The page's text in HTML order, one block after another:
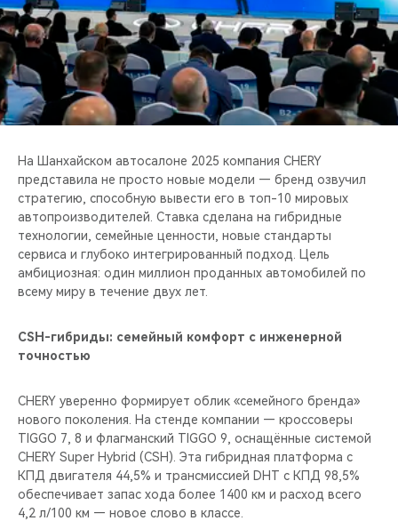
CHERY И СПОРТ
НАШИ МЕРОПРИЯТИЯ
CHERY ДЛЯ ДЕТЕЙ
На Шанхайском автосалоне 2025 компания CHERY
представила не просто новые модели — бренд озвучил
стратегию, способную вывести его в топ-10 мировых
автопроизводителей. Ставка сделана на гибридные
технологии, семейные ценности, новые стандарты
сервиса и глубоко интегрированный подход. Цель
амбициозная: один миллион проданных автомобилей по
всему миру в течение двух лет.
CSH-гибриды: семейный комфорт с инженерной
точностью
CHERY уверенно формирует облик «семейного бренда»
нового поколения. На стенде компании — кроссоверы
TIGGO 7, 8 и флагманский TIGGO 9, оснащённые системой
CHERY Super Hybrid (CSH). Эта гибридная платформа с
КПД двигателя 44,5% и трансмиссией DHT с КПД 98,5%
обеспечивает запас хода более 1400 км и расход всего
4,2 л/100 км — новое слово в классе.